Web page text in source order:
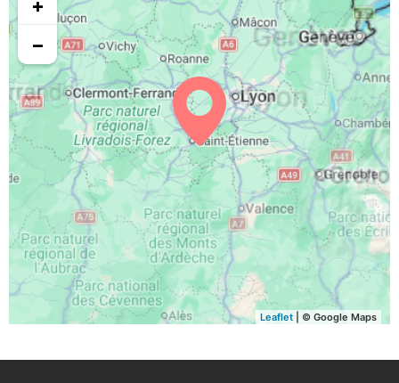
05:55 07:03 13:43 17:26 20:22 21:30
+
−
Leaflet | © Google Maps